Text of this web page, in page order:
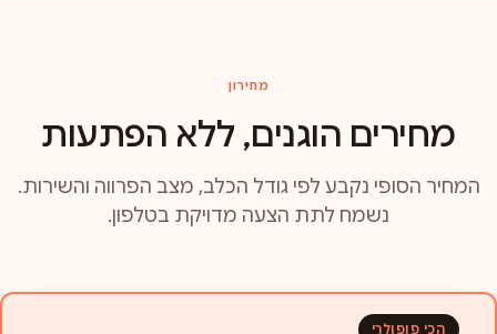
מחירון
מחירים הוגנים, ללא הפתעות
המחיר הסופי נקבע לפי גודל הכלב, מצב הפרווה והשירות.
נשמח לתת הצעה מדויקת בטלפון.
הכי פופולרי